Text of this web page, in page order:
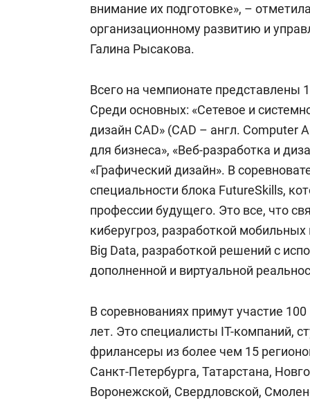
внимание их подготовке», –
организационному развитию и
Галина Рысакова.
Всего на чемпионате представлены
Среди основных: «Сетевое и
дизайн CAD» (CAD – англ.
для бизнеса», «Веб-разработка и
«Графический дизайн». В
специальности блока FutureSkills,
профессии будущего. Это все, что
киберугроз, разработкой
Big Data, разработкой решений с
дополненной и виртуальной
В соревнованиях примут участие
лет. Это специалисты IT-компаний,
фрилансеры из более чем 15
Санкт-Петербурга, Татарстана,
Воронежской, Свердловской,